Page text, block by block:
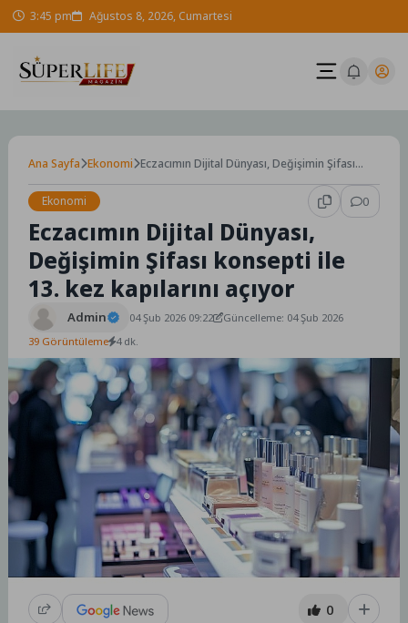
Skip 3:45 pm Ağustos 8, 2026, Cumartesi
Ana Sayfa Ekonomi Eczacımın Dijital Dünyası, Değişimin Şifası
Ekonomi
0
Eczacımın Dijital Dünyası,
Değişimin Şifası konsepti ile
13. kez kapılarını açıyor
Admin 04 Şub 2026 09:22
Güncelleme: 04 Şub 2026
39 Görüntüleme 4 dk.
0